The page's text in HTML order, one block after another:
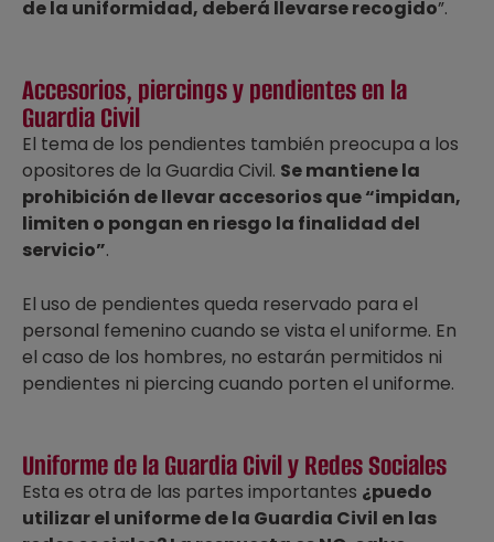
de la uniformidad, deberá llevarse recogido”.
Accesorios, piercings y pendientes en la
Guardia Civil
El tema de los pendientes también preocupa a los
opositores de la Guardia Civil. Se mantiene la
prohibición de llevar accesorios que “impidan,
limiten o pongan en riesgo la finalidad del
servicio”.
El uso de pendientes queda reservado para el
personal femenino cuando se vista el uniforme. En
el caso de los hombres, no estarán permitidos ni
pendientes ni piercing cuando porten el uniforme.
Uniforme de la Guardia Civil y Redes Sociales
Esta es otra de las partes importantes ¿puedo
utilizar el uniforme de la Guardia Civil en las